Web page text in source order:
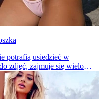
potrafią usiedzieć w
zdjęć, zajmuje się wieloma